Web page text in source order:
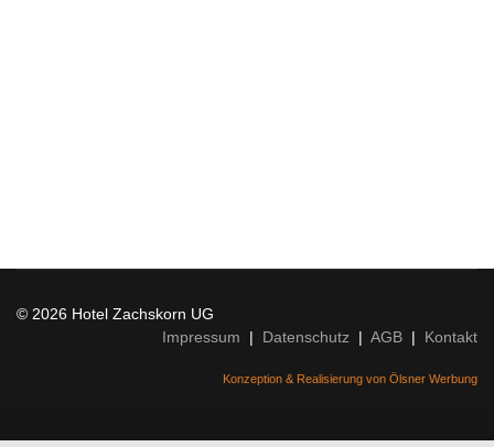
© 2026 Hotel Zachskorn UG
Impressum | Datenschutz | AGB | Kontakt
Konzeption & Realisierung von Ölsner Werbung